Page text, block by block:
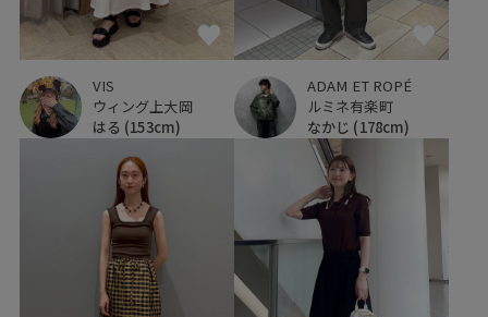
VIS
ウィング上大岡
はる (153cm)
ADAM ET ROPÉ
ルミネ有楽町
なかじ (178cm)